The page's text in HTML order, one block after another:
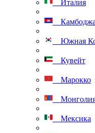
Италия
Камбоджа
Южная
Кувейт
Марокко
Мексика